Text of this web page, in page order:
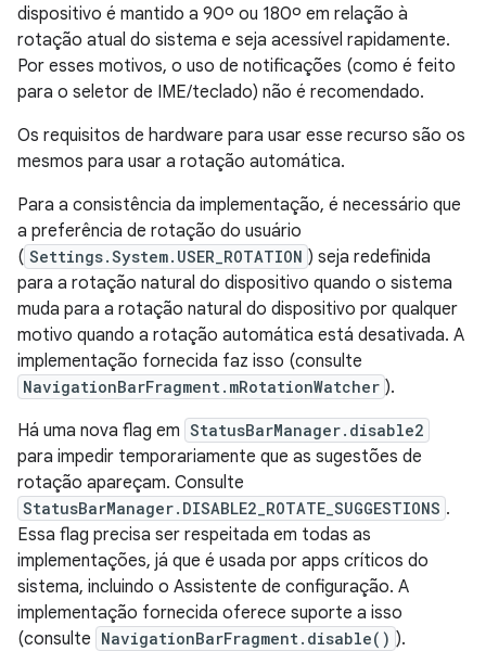
dispositivo é mantido a 90º ou 180º em relação à
rotação atual do sistema e seja acessível rapidamente.
Por esses motivos, o uso de notificações (como é feito
para o seletor de IME/teclado) não é recomendado.
Os requisitos de hardware para usar esse recurso são os
mesmos para usar a rotação automática.
Para a consistência da implementação, é necessário que
a preferência de rotação do usuário
( Settings.System.USER_ROTATION ) seja redefinida
para a rotação natural do dispositivo quando o sistema
muda para a rotação natural do dispositivo por qualquer
motivo quando a rotação automática está desativada. A
implementação fornecida faz isso (consulte
NavigationBarFragment.mRotationWatcher ).
Há uma nova flag em StatusBarManager.disable2
para impedir temporariamente que as sugestões de
rotação apareçam. Consulte
StatusBarManager.DISABLE2_ROTATE_SUGGESTIONS .
Essa flag precisa ser respeitada em todas as
implementações, já que é usada por apps críticos do
sistema, incluindo o Assistente de configuração. A
implementação fornecida oferece suporte a isso
(consulte NavigationBarFragment.disable() ).